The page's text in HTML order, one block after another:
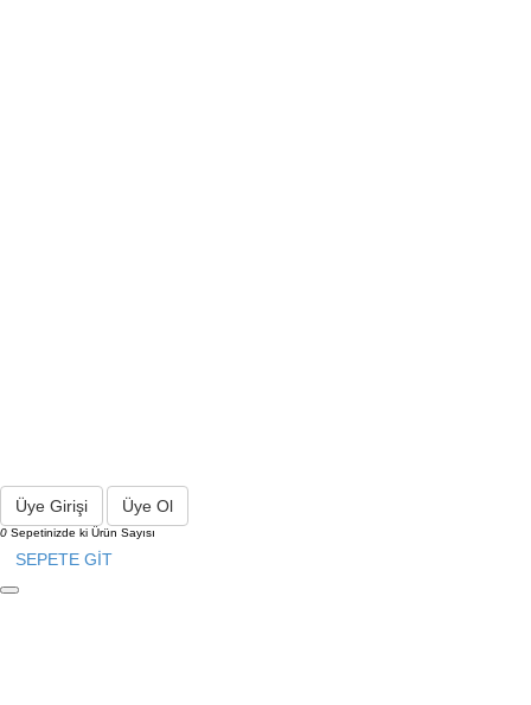
Üye Girişi Üye Ol
0 Sepetinizde ki Ürün Sayısı
SEPETE GİT